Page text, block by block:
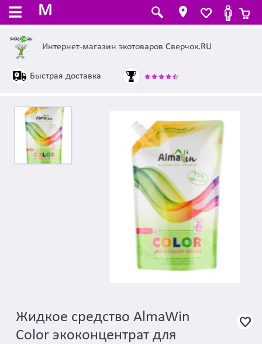
M
Интернет-магазин экотоваров Сверчок.RU
Быстрая доставка
Жидкое средство AlmaWin
Color экоконцентрат для